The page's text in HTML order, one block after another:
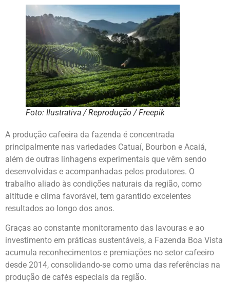
Foto: Ilustrativa / Reprodução / Freepik
A produção cafeeira da fazenda é concentrada
principalmente nas variedades Catuaí, Bourbon e Acaiá,
além de outras linhagens experimentais que vêm sendo
desenvolvidas e acompanhadas pelos produtores. O
trabalho aliado às condições naturais da região, como
altitude e clima favorável, tem garantido excelentes
resultados ao longo dos anos.
Graças ao constante monitoramento das lavouras e ao
investimento em práticas sustentáveis, a Fazenda Boa Vista
acumula reconhecimentos e premiações no setor cafeeiro
desde 2014, consolidando-se como uma das referências na
produção de cafés especiais da região.